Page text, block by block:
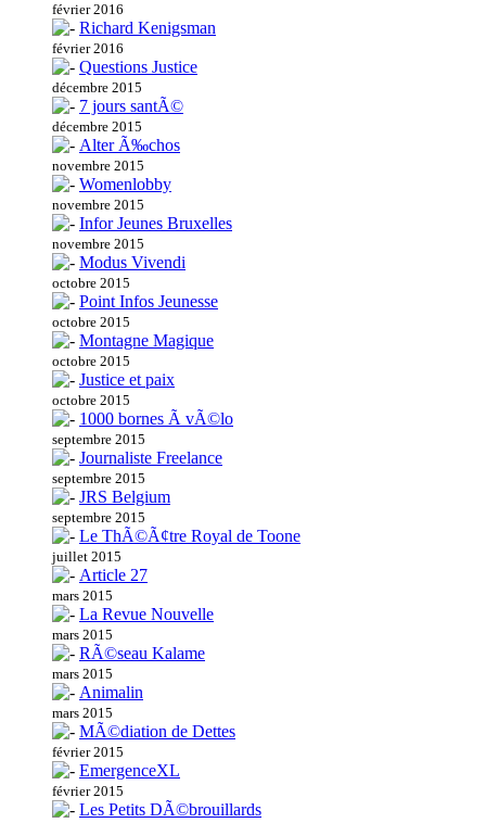
février 2016
Richard Kenigsman
février 2016
Questions Justice
décembre 2015
7 jours santÃ©
décembre 2015
Alter Ã‰chos
novembre 2015
Womenlobby
novembre 2015
Infor Jeunes Bruxelles
novembre 2015
Modus Vivendi
octobre 2015
Point Infos Jeunesse
octobre 2015
Montagne Magique
octobre 2015
Justice et paix
octobre 2015
1000 bornes Ã vÃ©lo
septembre 2015
Journaliste Freelance
septembre 2015
JRS Belgium
septembre 2015
Le ThÃ©Ã¢tre Royal de Toone
juillet 2015
Article 27
mars 2015
La Revue Nouvelle
mars 2015
RÃ©seau Kalame
mars 2015
Animalin
mars 2015
MÃ©diation de Dettes
février 2015
EmergenceXL
février 2015
Les Petits DÃ©brouillards